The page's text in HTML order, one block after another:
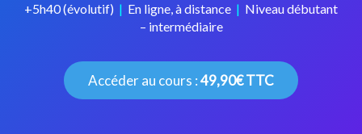
+5h40 (évolutif) | En ligne, à distance | Niveau débutant
– intermédiaire
Accéder au cours :49,90€ TTC